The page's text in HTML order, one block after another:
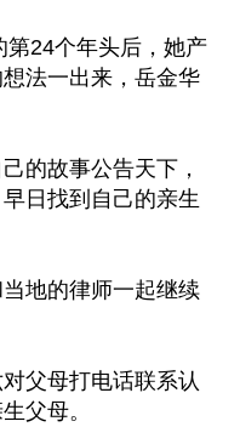
24个年头后，她产
法一出来，岳金华
的故事公告天下，
日找到自己的亲生
地的律师一起继续
父母打电话联系认
父母。